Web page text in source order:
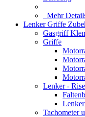
Mehr
Lenker Griffe
Gasgriff
Griffe
Lenker -
Lenker
Tachometer